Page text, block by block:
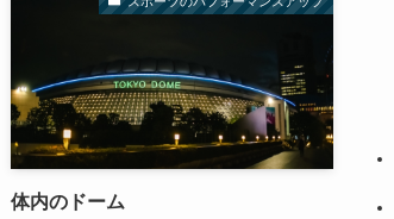
体内のドーム